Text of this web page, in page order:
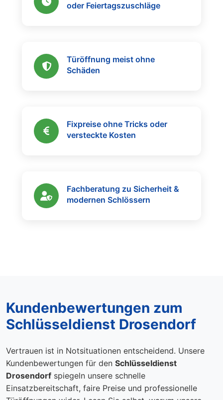
oder Feiertagszuschläge
Türöffnung meist ohne
Schäden
Fixpreise ohne Tricks oder
versteckte Kosten
Fachberatung zu Sicherheit &
modernen Schlössern
Kundenbewertungen zum
Schlüsseldienst Drosendorf
Vertrauen ist in Notsituationen entscheidend. Unsere
Kundenbewertungen für den Schlüsseldienst
Drosendorf spiegeln unsere schnelle
Einsatzbereitschaft, faire Preise und professionelle